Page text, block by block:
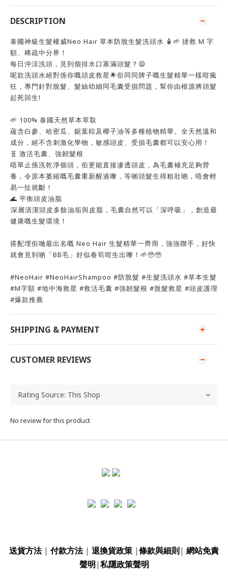
DESCRIPTION
泰國神級生髮權威Neo Hair 草本防脫生髮洗頭水 🧴🌱 拯救 M 字
額、稀疏中分界！
每日沖涼洗頭，見到個排水口塞滿頭髮？😫
呢款洗頭水絕對係你嘅頭皮救星🌟佢同同牌子嘅生髮精華一樣咁瘋
狂，專門針對脫髮、髮絲幼細同毛囊受損問題，幫你由根源將頭髮
起死回生!
🌱 100% 泰國天然草本萃取
蘊含白參、哈密瓜、鋸葉棕及椰子油等多種植物精華。全天然溫和
成分，絕不含刺激化學物，敏感頭皮、受損毛囊都可以安心用！
🧬 激活毛囊、強韌髮根
唔單止係洗乾淨個頭，佢更能直接滲透頭皮，為毛囊補充足夠營
養，令原本萎縮嘅毛囊重新醒過嚟，等啲頭髮生得粗壯啲，唔會輕
易一扯就斷！
🌊 平衡頭皮油脂
⁠深層清潔頭皮多餘油垢與皮脂，毛囊自然可以「深呼吸」，創造最
健康嘅生髮環境！
搭配埋佢哋最出名嘅 Neo Hair 生髮精華一齊用，強強聯手，好快
就會見到啲「BB毛」好似春筍咁生出嚟！🌱🥹🥹
#NeoHair #NeoHairShampoo #防脫髮 #生髮洗頭水 #草本生髮
#M字額 #地中海救星 #救活毛囊 #強韌髮根 #脫髮救星 #頭皮護理
#爆款推薦
SHIPPING & PAYMENT
CUSTOMER REVIEWS
No review for this product
送貨方法 | 付款方法| 退換貨政策 |條款與細則| 網站免責
聲明|私隱政策聲明